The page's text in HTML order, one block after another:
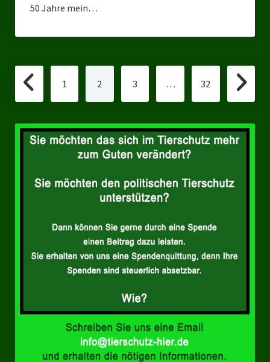
50 Jahre mein…
Seitennummerierung
der
Beiträge
1 2 3 … 32